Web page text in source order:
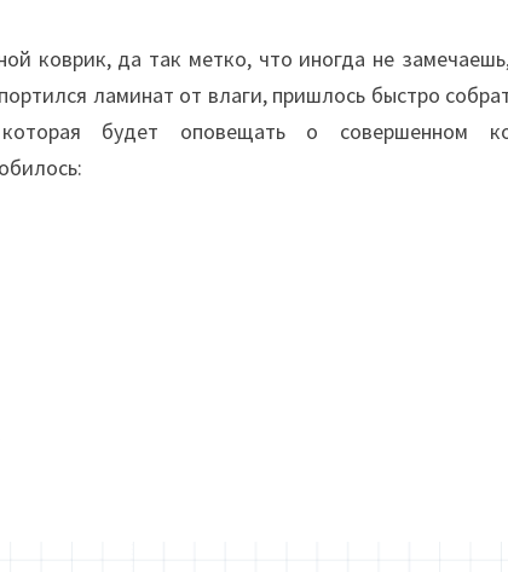
коврик, да так метко, что иногда не
ламинат от влаги, пришлось быстро
будет оповещать о совершенном